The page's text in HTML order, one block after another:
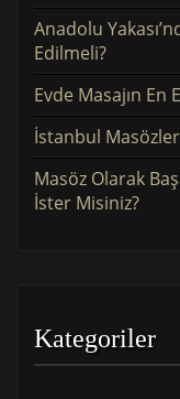
Anadolu
Edilmeli?
Evde Masajın
İstanbul
Masöz Olarak
İster Misiniz?
Kategoriler